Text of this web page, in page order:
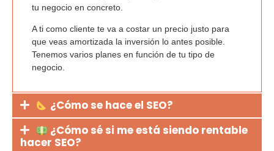
tu negocio en concreto.
A ti como cliente te va a costar un precio justo para
que veas amortizada la inversión lo antes posible.
Tenemos varios planes en función de tu tipo de
negocio.
¿Cómo se hace el SEO?
¿Cómo sé si me está siendo rentable
hacer SEO?